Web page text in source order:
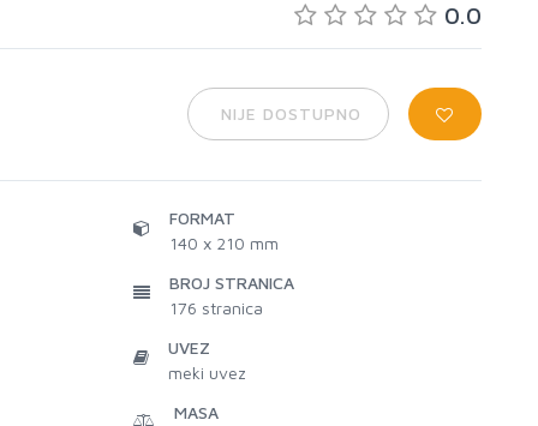
0.0
NIJE DOSTUPNO
FORMAT
140 x 210 mm
BROJ STRANICA
176 stranica
UVEZ
meki uvez
MASA